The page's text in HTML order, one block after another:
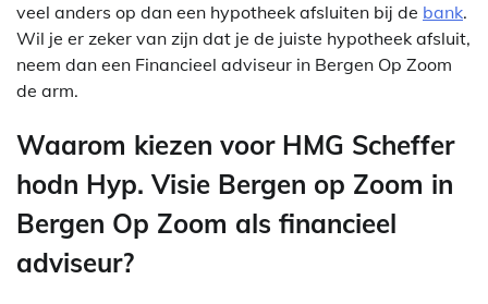
veel anders op dan een hypotheek afsluiten bij de bank.
Wil je er zeker van zijn dat je de juiste hypotheek afsluit,
neem dan een Financieel adviseur in Bergen Op Zoom
de arm.
Waarom kiezen voor HMG Scheffer
hodn Hyp. Visie Bergen op Zoom in
Bergen Op Zoom als financieel
adviseur?